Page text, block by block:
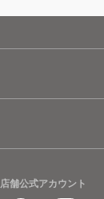
店舗公式アカウント